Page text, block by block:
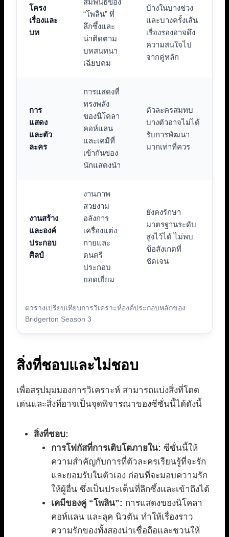
ตารางเปรียบเทียบการวิเคราะห์องค์ประกอบหลักของ
Bridgerton Season 3
โครง
เรื่องและ
บท
สัมพันธ์ของ
“โพลิน” ที่
ลึกซึ้งและ
น่าติดตาม
บทสนทนา
เฉียบคม
บ้างในบางช่วง
และบางครั้งเส้น
เรื่องรองอาจดึง
ความสนใจไป
จากคู่หลัก
การ
แสดง
และตัว
ละคร
การแสดงที่
ทรงพลัง
ของนิโคลา
คอห์แลน
และเคมีที่
เข้ากันของ
นักแสดงนำ
ตัวละครสมทบ
บางตัวอาจไม่ได้
รับการพัฒนา
มากเท่าที่ควร
งานสร้าง
และองค์
ประกอบ
ศิลป์
งานภาพ
สวยงาม
อลังการ
เครื่องแต่ง
กายและ
ดนตรี
ประกอบ
ยอดเยี่ยม
ยังคงรักษา
มาตรฐานระดับ
สูงไว้ได้ ไม่พบ
ข้อสังเกตที่
ชัดเจน
สิ่งที่ชอบและไม่ชอบ
เพื่อสรุปมุมมองการวิเคราะห์ สามารถแบ่งสิ่งที่โดด
เด่นและสิ่งที่อาจเป็นจุดพิจารณาของซีซั่นนี้ได้ดังนี้
สิ่งที่ชอบ:
การโฟกัสที่การเติบโตภายใน: ซีซั่นนี้ให้
ความสำคัญกับการที่ตัวละครเรียนรู้ที่จะรัก
และยอมรับในตัวเอง ก่อนที่จะมอบความรัก
ให้ผู้อื่น ซึ่งเป็นประเด็นที่ลึกซึ้งและเข้าถึงได้
เคมีของคู่ “โพลิน”: การแสดงของนิโคลา
คอห์แลน และลุค นิวตัน ทำให้เรื่องราว
ความรักของทั้งสองน่าเชื่อถือและชวนให้